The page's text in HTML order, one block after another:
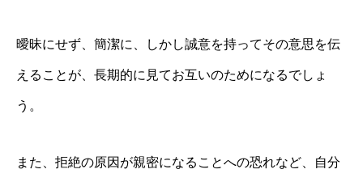
曖昧にせず、簡潔に、しかし誠意を持ってその意思を伝
えることが、長期的に見てお互いのためになるでしょ
う。
また、拒絶の原因が親密になることへの恐れなど、自分